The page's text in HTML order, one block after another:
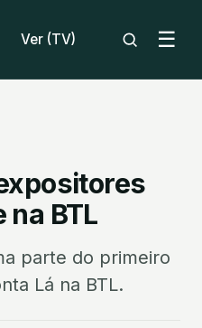
Ver (TV) ☰
na BTL
parte do primeiro
Lá na BTL.